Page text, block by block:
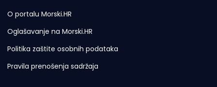
O portalu Morski.HR
Oglašavanje na Morski.HR
Politika zaštite osobnih podataka
Pravila prenošenja sadržaja